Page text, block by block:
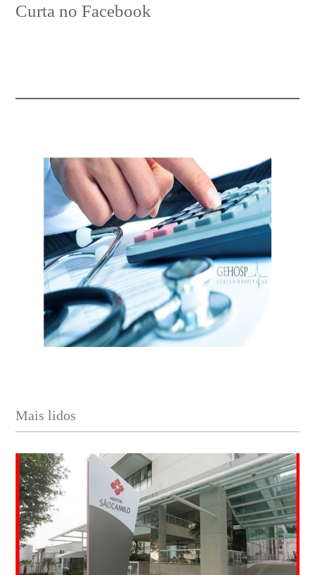
Curta no Facebook
Mais lidos